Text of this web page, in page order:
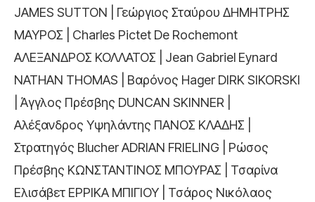
JAMES SUTTON | Γεώργιος Σταύρου ΔΗΜΗΤΡΗΣ
ΜΑΥΡΟΣ | Charles Pictet De Rochemont
ΑΛΕΞΑΝΔΡΟΣ ΚΟΛΛΑΤΟΣ | Jean Gabriel Eynard
NATHAN THOMAS | Βαρόνος Hager DIRK SIKORSKI
| Άγγλος Πρέσβης DUNCAN SKINNER |
Αλέξανδρος Υψηλάντης ΠΑΝΟΣ ΚΛΑΔΗΣ |
Στρατηγός Blucher ADRIAN FRIELING | Ρώσος
Πρέσβης ΚΩΝΣΤΑΝΤΙΝΟΣ ΜΠΟΥΡΑΣ | Τσαρίνα
Ελισάβετ ΕΡΡΙΚΑ ΜΠΙΓΙΟΥ | Τσάρος Νικόλαος